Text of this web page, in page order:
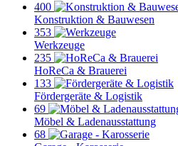
400
Konstruktion & Bauwesen
353
Werkzeuge
235
HoReCa & Brauerei
133
Fördergeräte & Logistik
69
Möbel & Ladenausstattung
68